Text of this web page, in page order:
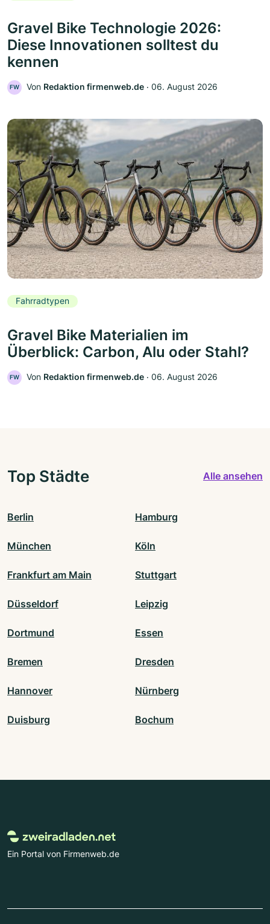
Gravel Bike Technologie 2026:
Diese Innovationen solltest du
kennen
FW Von Redaktion firmenweb.de ‧ 06. August 2026
Fahrradtypen
Gravel Bike Materialien im
Überblick: Carbon, Alu oder Stahl?
FW Von Redaktion firmenweb.de ‧ 06. August 2026
Top Städte Alle ansehen
Berlin Hamburg
München Köln
Frankfurt am Main Stuttgart
Düsseldorf Leipzig
Dortmund Essen
Bremen Dresden
Hannover Nürnberg
Duisburg Bochum
Ein Portal von Firmenweb.de